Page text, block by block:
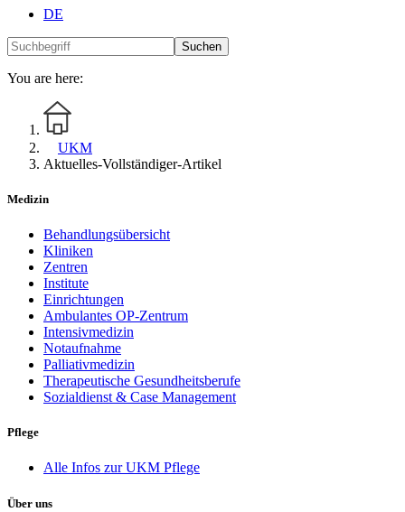
DE
Suchen
You are here:
UKM
Aktuelles-Vollständiger-Artikel
Medizin
Behandlungsübersicht
Kliniken
Zentren
Institute
Einrichtungen
Ambulantes OP-Zentrum
Intensivmedizin
Notaufnahme
Palliativmedizin
Therapeutische Gesundheitsberufe
Sozialdienst & Case Management
Pflege
Alle Infos zur UKM Pflege
Über uns